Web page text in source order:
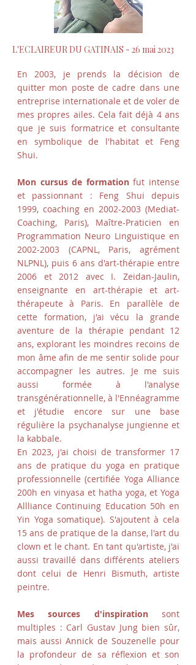
L'ECLAIREUR DU GATINAIS - 26 mai 2023
En 2003, je prends la décision de
quitter mon poste de cadre dans une
entreprise internationale et de voler de
mes propres ailes. Cela fait déjà 4 ans
que je suis formatrice et consultante
en symbolique de l'habitat et Feng
Shui.
Mon cursus de formationfut intense
et passionnant : Feng Shui depuis
1999, coaching en 2002-2003 (Mediat-
Coaching, Paris), Maître-Praticien en
Programmation Neuro Linguistique en
2002-2003 (CAPNL, Paris, agrément
NLPNL), puis 6 ans d'art-thérapie entre
2006 et 2012 avec I. Zeidan-Jaulin,
enseignante en art-thérapie et art-
thérapeute à Paris. En parallèle de
cette formation, j'ai vécu la grande
aventure de la thérapie pendant 12
ans, explorant les moindres recoins de
mon âme afin de me sentir solide pour
accompagner les autres. Je me suis
aussi formée à l'analyse
transgénérationnelle, à l'Ennéagramme
et j'étudie encore sur une base
régulière la psychanalyse jungienne et
la kabbale.
En 2023, j'ai choisi de transformer 17
ans de pratique du yoga en pratique
professionnelle (certifiée Yoga Alliance
200h en vinyasa et hatha yoga, et Yoga
Allliance Continuing Education 50h en
Yin Yoga somatique). S'ajoutent à cela
15 ans de pratique de la danse, l'art du
clown et le chant. En tant qu'artiste, j'ai
aussi travaillé dans différents ateliers
dont celui de Henri Bismuth, artiste
peintre.
Mes sources d'inspirationsont
multiples : Carl Gustav Jung bien sûr,
mais aussi Annick de Souzenelle pour
la profondeur de sa réflexion et son